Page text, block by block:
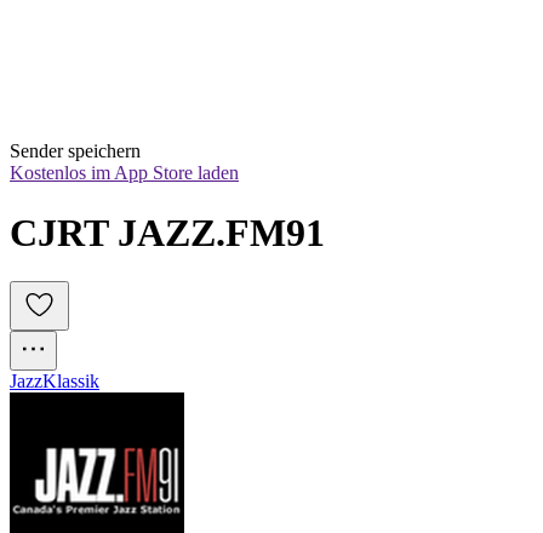
Sender speichern
Kostenlos im App Store laden
CJRT JAZZ.FM91
JazzKlassik